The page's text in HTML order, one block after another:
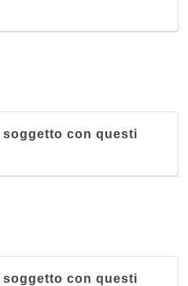
con questi
con questi